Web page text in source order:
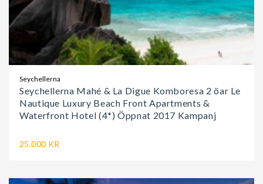
Seychellerna
Seychellerna Mahé & La Digue Komboresa 2 öar Le
Nautique Luxury Beach Front Apartments &
Waterfront Hotel (4*) Öppnat 2017 Kampanj
25.000 KR